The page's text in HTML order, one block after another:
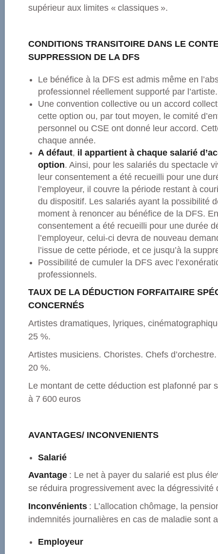
supérieur aux limites « classiques ».
CONDITIONS TRANSITOIRE DANS LE
SUPPRESSION DE LA DFS
Le bénéfice à la DFS est admis même en
professionnel réellement supporté par l’artiste.
Une convention collective ou un accord
cette option ou, par tout moyen, le comité
personnel ou CSE ont donné leur accord.
chaque année.
A défaut, il appartient à chaque salarié
option. Ainsi, pour les salariés du spectacle
leur consentement a été recueilli pour une
l’employeur, il couvre la période restant à
du dispositif. Les salariés ayant la possibilité
moment à renoncer au bénéfice de la DFS.
consentement a été recueilli pour une durée
l’employeur, celui-ci devra de nouveau
l’issue de cette période, et ce jusqu’à la
Possibilité de cumuler la DFS avec
professionnels.
TAUX DE LA DÉDUCTION FORFAITAIRE
CONCERNÉS
Artistes dramatiques, lyriques,
25 %.
Artistes musiciens. Choristes. Chefs
20 %.
Le montant de cette déduction est plafonné par
à 7 600 euros
AVANTAGES/ INCONVENIENTS
Salarié
Avantage : Le net à payer du salarié est plus
se réduira progressivement avec la dégressivité
Inconvénients : L’allocation chômage, la
indemnités journalières en cas de maladie sont
Employeur